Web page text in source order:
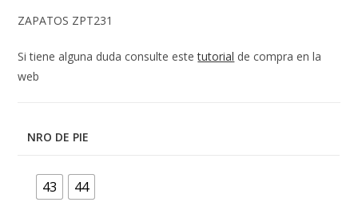
ZAPATOS ZPT231
Si tiene alguna duda consulte estetutorial de compra en la
web
NRO DE PIE
43 44